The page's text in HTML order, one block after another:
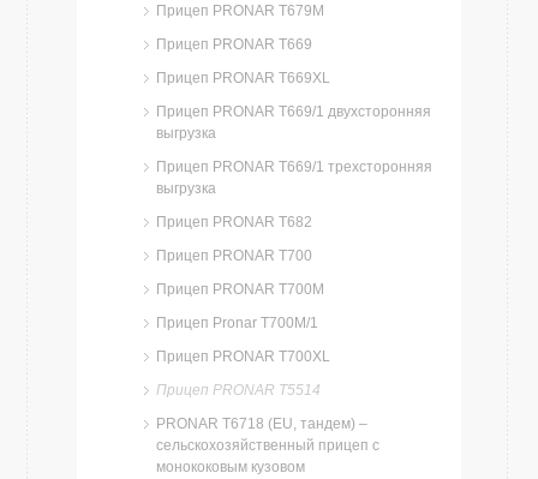
Прицеп PRONAR T679M
Прицеп PRONAR T669
Прицеп PRONAR T669XL
Прицеп PRONAR T669/1 двухсторонняя
выгрузка
Прицеп PRONAR T669/1 трехсторонняя
выгрузка
Прицеп PRONAR T682
Прицеп PRONAR T700
Прицеп PRONAR T700М
Прицеп Pronar Т700М/1
Прицеп PRONAR T700XL
Прицеп PRONAR T5514
PRONAR T6718 (EU, тандем) –
сельскохозяйственный прицеп с
монококовым кузовом